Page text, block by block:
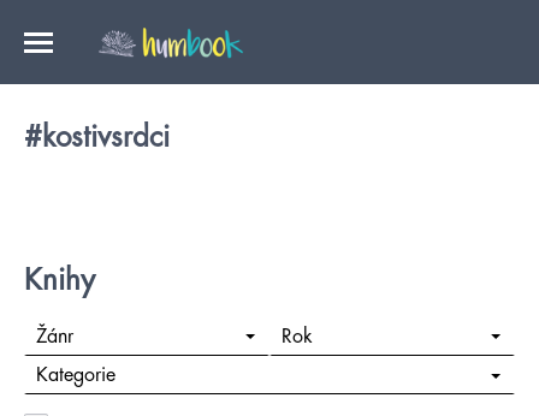
#kostivsrdci
Knihy
Žánr Rok
Kategorie